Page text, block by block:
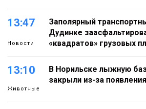
13:47
Новости
Заполярный
Дудинке
«квадратов» грузовых
13:10
Животные
В Норильске лыжную
закрыли из-за